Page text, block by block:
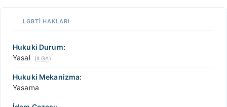
LGBTİ HAKLARI
Hukuki Durum:
Yasal
(ILGA)
Hukuki Mekanizma:
Yasama